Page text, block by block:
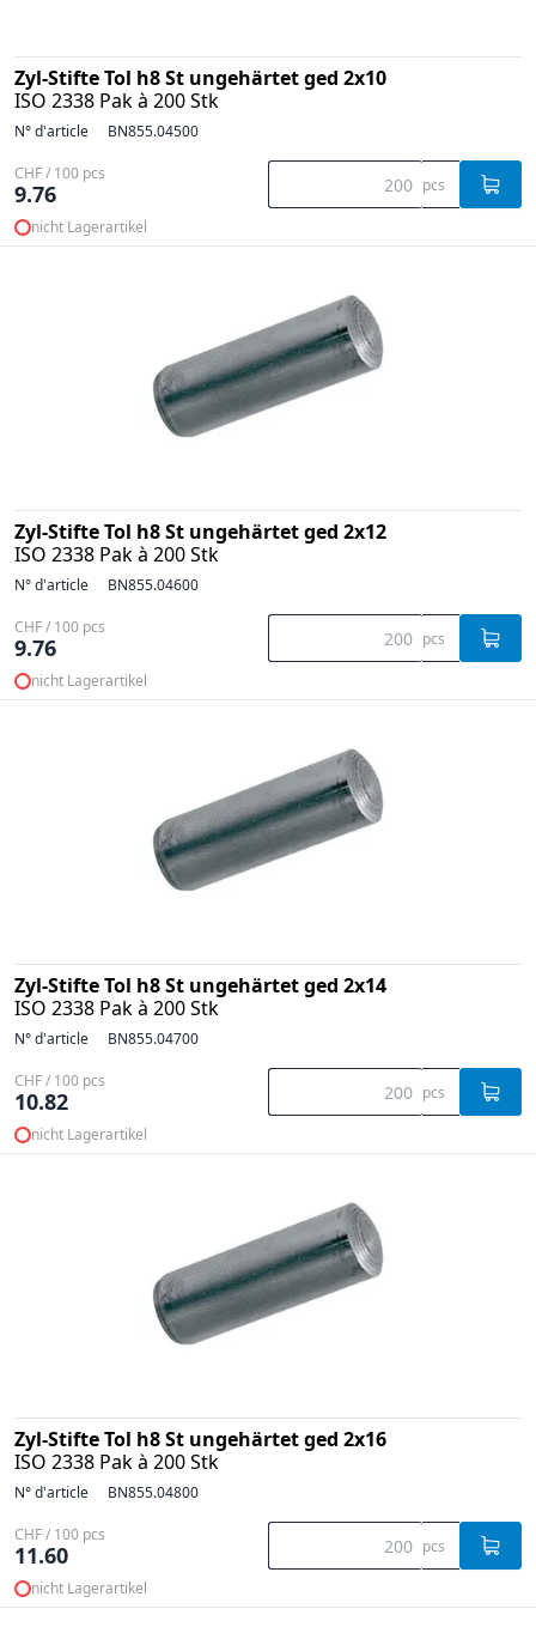
Zyl-Stifte Tol h8 St ungehärtet ged 2x10
ISO 2338 Pak à 200 Stk
N° d'article BN855.04500
CHF / 100 pcs
9.76 pcs
nicht Lagerartikel
Zyl-Stifte Tol h8 St ungehärtet ged 2x12
ISO 2338 Pak à 200 Stk
N° d'article BN855.04600
CHF / 100 pcs
9.76 pcs
nicht Lagerartikel
Zyl-Stifte Tol h8 St ungehärtet ged 2x14
ISO 2338 Pak à 200 Stk
N° d'article BN855.04700
CHF / 100 pcs
10.82 pcs
nicht Lagerartikel
Zyl-Stifte Tol h8 St ungehärtet ged 2x16
ISO 2338 Pak à 200 Stk
N° d'article BN855.04800
CHF / 100 pcs
11.60 pcs
nicht Lagerartikel